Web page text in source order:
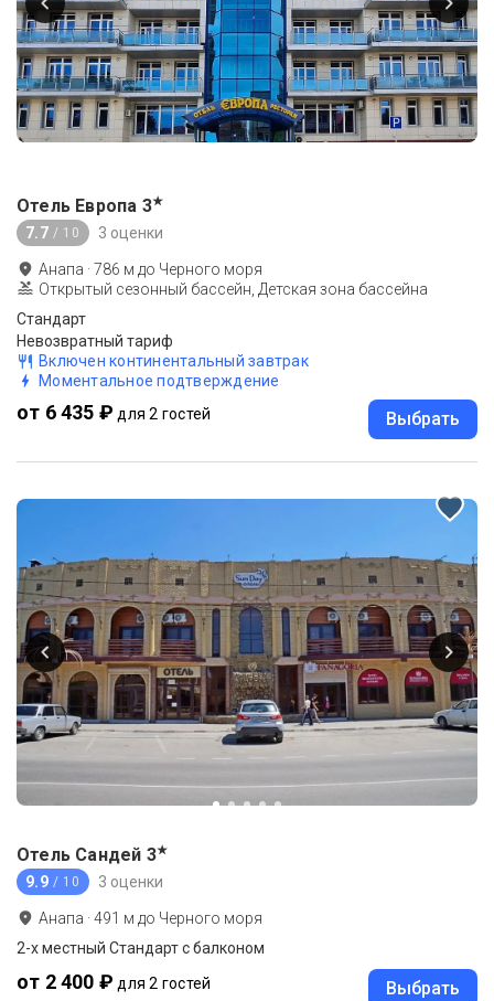
Отель Европа 3★
7.7 / 10 3 оценки
Анапа ·786 м до Черного моря
Открытый сезонный бассейн, Детская зона бассейна
Стандарт
Невозвратный тариф
Включен континентальный завтрак
Моментальное подтверждение
от 6 435 ₽ для 2 гостей Выбрать
Отель Сандей 3★
9.9 / 10 3 оценки
Анапа ·491 м до Черного моря
2-х местный Стандарт с балконом
от 2 400 ₽ для 2 гостей Выбрать